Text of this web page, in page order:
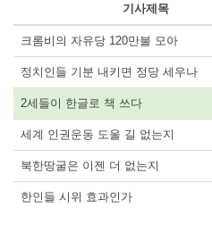
기사제목
크롬비의 자유당 120만불 모아
정치인들 기분 내키면 정당 세우나
2세들이 한글로 책 쓰다
세계 인권운동 도울 길 없는지
북한땅굴은 이젠 더 없는지
한인들 시위 효과인가